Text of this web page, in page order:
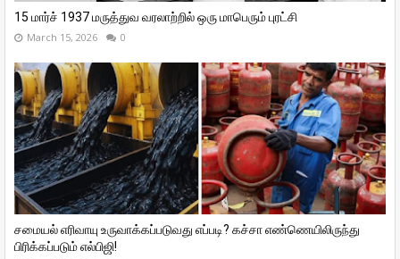
15 மார்ச் 1937 மருத்துவ வரலாற்றில் ஒரு மாபெரும் புரட்சி
March 15, 2026 0
சமையல் எரிவாயு உருவாக்கப்படுவது எப்படி? கச்சா எண்ணெயிலிருந்து
பிரிக்கப்படும் எல்பிஜி!